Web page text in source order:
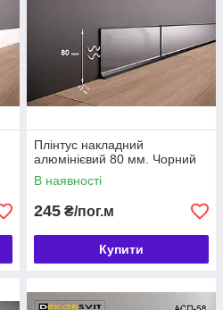
Плінтус накладний
алюмінієвий 80 мм. Чорний
В наявності
245 ₴/пог.м
Купити